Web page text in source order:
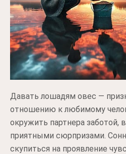
Давать лошадям овес —
отношению к любимому
окружить партнера заботой,
приятными сюрпризами.
скупиться на проявление